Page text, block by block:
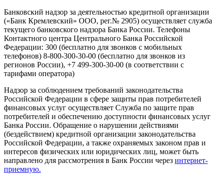
Банковский надзор за деятельностью кредитной организации
(«Банк Кремлевский» ООО, рег.№ 2905) осуществляет служба
текущего банковского надзора Банка России. Телефоны
Контактного центра Центрального Банка Российской
Федерации: 300 (бесплатно для звонков с мобильных
телефонов) 8-800-300-30-00 (бесплатно для звонков из
регионов России), +7 499-300-30-00 (в соответствии с
тарифами оператора)
Надзор за соблюдением требований законодательства
Российской Федерации в сфере защиты прав потребителей
финансовых услуг осуществляет Служба по защите прав
потребителей и обеспечению доступности финансовых услуг
Банка России. Обращение о нарушении действиями
(бездействием) кредитной организации законодательства
Российской Федерации, а также охраняемых законом прав и
интересов физических или юридических лиц, может быть
направлено для рассмотрения в Банк России через интернет-
приемную.